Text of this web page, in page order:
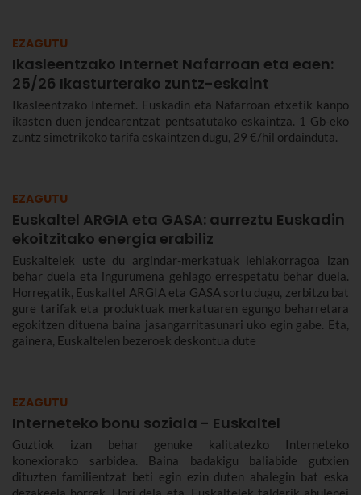
EZAGUTU
Ikasleentzako Internet Nafarroan eta eaen:
25/26 Ikasturterako zuntz-eskaint
Ikasleentzako Internet. Euskadin eta Nafarroan etxetik kanpo
ikasten duen jendearentzat pentsatutako eskaintza. 1 Gb-eko
zuntz simetrikoko tarifa eskaintzen dugu, 29 €/hil ordainduta.
EZAGUTU
Euskaltel ARGIA eta GASA: aurreztu Euskadin
ekoitzitako energia erabiliz
Euskaltelek uste du argindar-merkatuak lehiakorragoa izan
behar duela eta ingurumena gehiago errespetatu behar duela.
Horregatik, Euskaltel ARGIA eta GASA sortu dugu, zerbitzu bat
gure tarifak eta produktuak merkatuaren egungo beharretara
egokitzen dituena baina jasangarritasunari uko egin gabe. Eta,
gainera, Euskaltelen bezeroek deskontua dute
EZAGUTU
Interneteko bonu soziala - Euskaltel
Guztiok izan behar genuke kalitatezko Interneteko
konexiorako sarbidea. Baina badakigu baliabide gutxien
dituzten familientzat beti egin ezin duten ahalegin bat eska